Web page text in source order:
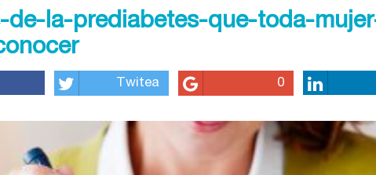
de-la-prediabetes-que-toda-
Twitea 0